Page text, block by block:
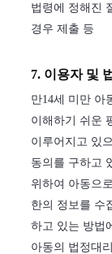
법령에 정해진
경우 제출 등
7. 이용자 및
만14세 미만 아
이해하기 쉬운
이루어지고 있
동의를 구하고
위하여 아동으
한의 정보를 수
하고 있는 방법
아동의 법정대